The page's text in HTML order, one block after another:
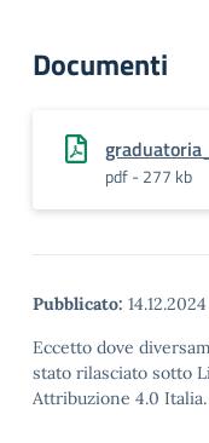
Documenti
pdf - 277 kb
Pubblicato: 14.12.2024
Eccetto dove
stato rilasciato sotto
Attribuzione 4.0 Italia.